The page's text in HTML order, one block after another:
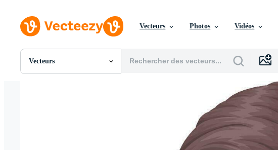
Vecteurs Photos Vidéos
Vecteurs
Toutes Images